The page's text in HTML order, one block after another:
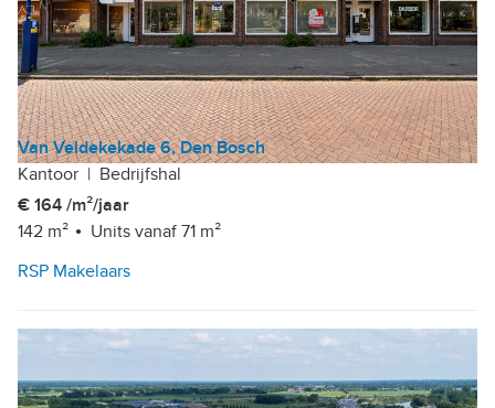
Van Veldekekade 6, Den Bosch
Kantoor | Bedrijfshal
€ 164 /m²/jaar
142 m²
Units vanaf 71 m²
RSP Makelaars